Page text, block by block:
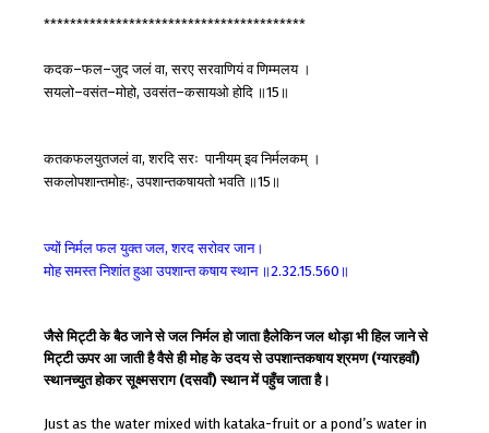
****************************************
कदक–फल–जुदजलंवा,सरएसरवाणियंवणिम्मलय ।
सयलो–वसंत–मोहो,उवसंत–कसायओहोदि ॥15 ॥
कतकफलयुतजलंवा,शरदिसरः पानीयम्इवनिर्मलकम् ।
सकलोपशान्तमोहः,उपशान्तकषायतोभवति ॥15 ॥
ज्योंनिर्मलफलयुक्तजल,शरदसरोवरजान।
मोहसमस्तनिशांतहुआउपशान्तकषायस्थान ॥2.32.15.560 ॥
जैसे मिट्टी के बैठ जाने से जल निर्मल हो जाता हैलेकिन जल थोड़ा भी हिल जाने से
मिट्टी ऊपर आ जाती है वैसे ही मोह के उदय से उपशान्तकषाय श्रमण (ग्यारहवाँ)
स्थानच्युत होकर सूक्ष्मसराग (दसवाँ) स्थान में पहुँच जाता है।
Just as the water mixed with kataka-fruit or a pond’s water in